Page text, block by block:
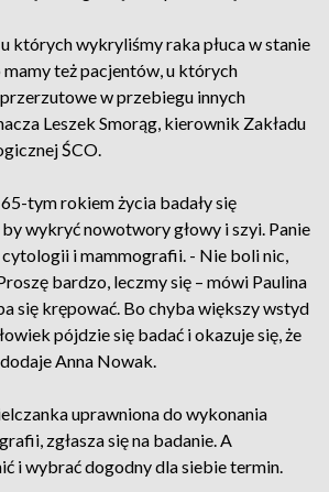
których wykryliśmy raka płuca w stanie
też pacjentów, u których
w przebiegu innych
Leszek Smorąg, kierownik Zakładu
ŚCO.
tym rokiem życia badały się
wykryć nowotwory głowy i szyi. Panie
cytologii i mammografii. - Nie boli nic,
bardzo, leczmy się – mówi Paulina
się krępować. Bo chyba większy wstyd
pójdzie się badać i okazuje się, że
Anna Nowak.
uprawniona do wykonania
zgłasza się na badanie. A
i wybrać dogodny dla siebie termin.